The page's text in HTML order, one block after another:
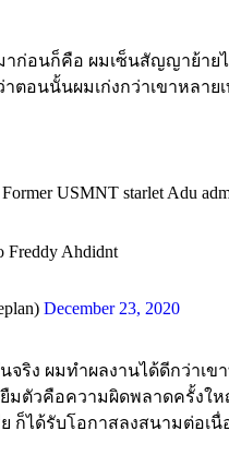
ก่อนก็คือ ผมเซ็นสัญญาย้ายไ
ตอนนั้นผมเก่งกว่าเขาหลายเ
USMNT starlet Adu
Freddy Ahdidnt
December 23, 2020
ริง ผมทำผลงานได้ดีกว่าเ
มตัวคือความผิดพลาดครั้งใ
ได้รับโอกาสลงสนามต่อเนื่